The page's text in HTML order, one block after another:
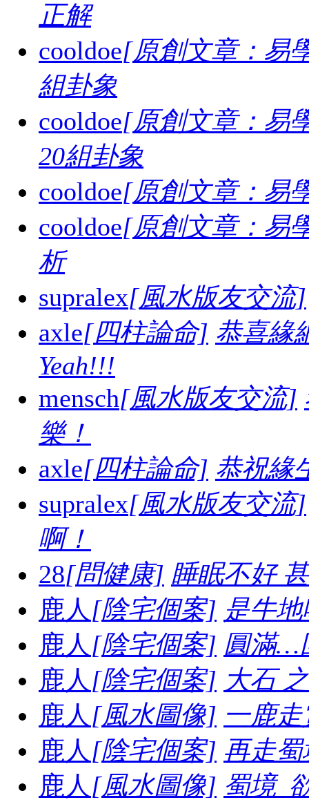
正解
cooldoe[原創文章：易
組卦象
cooldoe[原創文章：易
20組卦象
cooldoe[原創文章：易
cooldoe[原創文章：易
析
supralex[風水版友交流]
axle[四柱論命] 恭喜緣
Yeah!!!
mensch[風水版友交流]
樂！
axle[四柱論命] 恭祝緣
supralex[風水版友交流]
啊！
28[問健康] 睡眠不好
鹿人 [陰宅個案] 是牛
鹿人 [陰宅個案] 圓滿…
鹿人 [陰宅個案] 大石
鹿人 [風水圖像] 一鹿
鹿人 [陰宅個案] 再走
鹿人 [風水圖像] 蜀境_